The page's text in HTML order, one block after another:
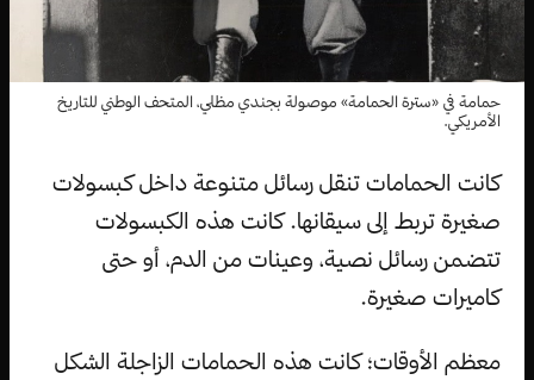
حمامة في «سترة الحمامة» موصولة بجندي مظلي، المتحف الوطني للتاريخ
الأمريكي.
كانت الحمامات تنقل رسائل متنوعة داخل كبسولات
صغيرة تربط إلى سيقانها. كانت هذه الكبسولات
تتضمن رسائل نصية، وعينات من الدم، أو حتى
كاميرات صغيرة.
معظم الأوقات؛ كانت هذه الحمامات الزاجلة الشكل